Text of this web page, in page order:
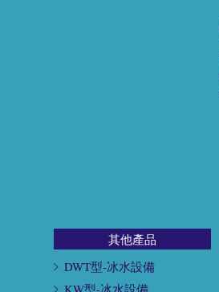
其他產品
DWT型-冰水設備